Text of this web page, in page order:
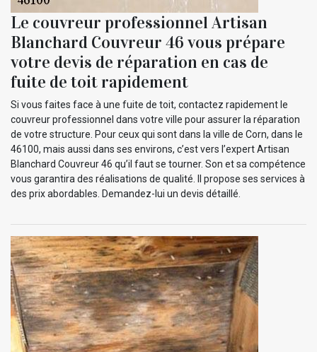
Le couvreur professionnel Artisan
Blanchard Couvreur 46 vous prépare
votre devis de réparation en cas de
fuite de toit rapidement
Si vous faites face à une fuite de toit, contactez rapidement le
couvreur professionnel dans votre ville pour assurer la réparation
de votre structure. Pour ceux qui sont dans la ville de Corn, dans le
46100, mais aussi dans ses environs, c’est vers l’expert Artisan
Blanchard Couvreur 46 qu’il faut se tourner. Son et sa compétence
vous garantira des réalisations de qualité. Il propose ses services à
des prix abordables. Demandez-lui un devis détaillé.